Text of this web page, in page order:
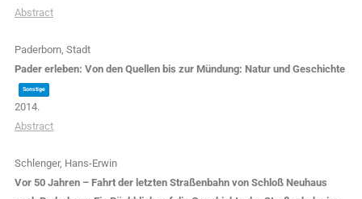
Abstract
Paderborn, Stadt
Pader erleben: Von den Quellen bis zur Mündung: Natur und Geschichte
Sonstige
2014.
Abstract
Schlenger, Hans-Erwin
Vor 50 Jahren – Fahrt der letzten Straßenbahn von Schloß Neuhaus